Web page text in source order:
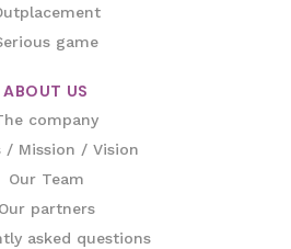
game
ABOUT US
company
/ Mission / Vision
Our Team
Our partners
asked questions